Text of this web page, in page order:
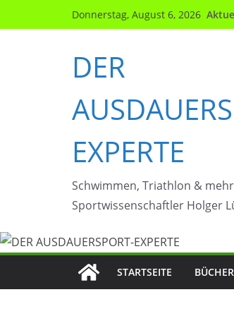
Inhalt
Donnerstag, August 6, 2026
DER
EXPERTE
Schwimmen, Triathlon &
Sportwissenschaftler Holger
STARTSEITE